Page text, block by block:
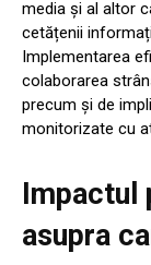
media și al altor
cetățenii
Implementarea
colaborarea
precum și de
monitorizate cu
Impactul
asupra